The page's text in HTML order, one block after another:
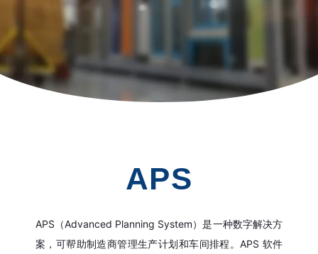
APS
APS（Advanced Planning System）是一种数字解决方
案，可帮助制造商管理生产计划和车间排程。APS 软件